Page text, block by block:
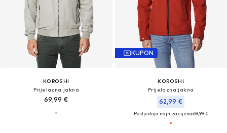
KOROSHI
Prijelazna jakna
69,99 €
KUPON
KOROSHI
Prijelazna jakna
62,99 €
Posljednja najniža cijena:69,99 €